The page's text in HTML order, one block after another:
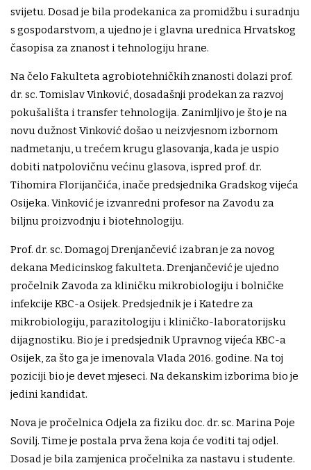
svijetu. Dosad je bila prodekanica za promidžbu i suradnju
s gospodarstvom, a ujedno je i glavna urednica Hrvatskog
časopisa za znanost i tehnologiju hrane.
Na čelo Fakulteta agrobiotehničkih znanosti dolazi prof.
dr. sc. Tomislav Vinković, dosadašnji prodekan za razvoj
pokušališta i transfer tehnologija. Zanimljivo je što je na
novu dužnost Vinković došao u neizvjesnom izbornom
nadmetanju, u trećem krugu glasovanja, kada je uspio
dobiti natpolovičnu većinu glasova, ispred prof. dr.
Tihomira Florijančića, inače predsjednika Gradskog vijeća
Osijeka. Vinković je izvanredni profesor na Zavodu za
biljnu proizvodnju i biotehnologiju.
Prof. dr. sc. Domagoj Drenjančević izabran je za novog
dekana Medicinskog fakulteta. Drenjančević je ujedno
pročelnik Zavoda za kliničku mikrobiologiju i bolničke
infekcije KBC-a Osijek. Predsjednik je i Katedre za
mikrobiologiju, parazitologiju i kliničko-laboratorijsku
dijagnostiku. Bio je i predsjednik Upravnog vijeća KBC-a
Osijek, za što ga je imenovala Vlada 2016. godine. Na toj
poziciji bio je devet mjeseci. Na dekanskim izborima bio je
jedini kandidat.
Nova je pročelnica Odjela za fiziku doc. dr. sc. Marina Poje
Sovilj. Time je postala prva žena koja će voditi taj odjel.
Dosad je bila zamjenica pročelnika za nastavu i studente.